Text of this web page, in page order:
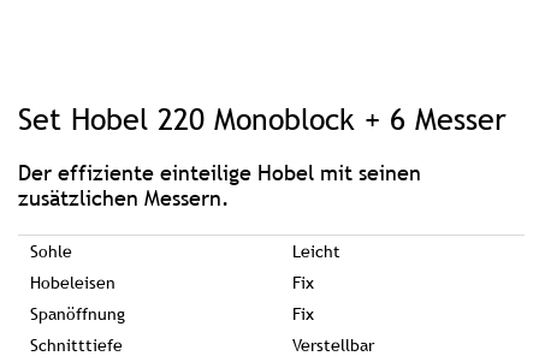
Set Hobel 220 Monoblock + 6 Messer
Der effiziente einteilige Hobel mit seinen
zusätzlichen Messern.
Sohle
Leicht
Hobeleisen
Fix
Spanöffnung
Fix
Schnitttiefe
Verstellbar
Bildgalerie